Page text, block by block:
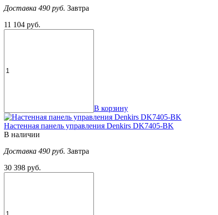
Доставка 490 руб. Завтра
11 104 руб.
В корзину
Настенная панель управления Denkirs DK7405-BK
В наличии
Доставка 490 руб. Завтра
30 398 руб.